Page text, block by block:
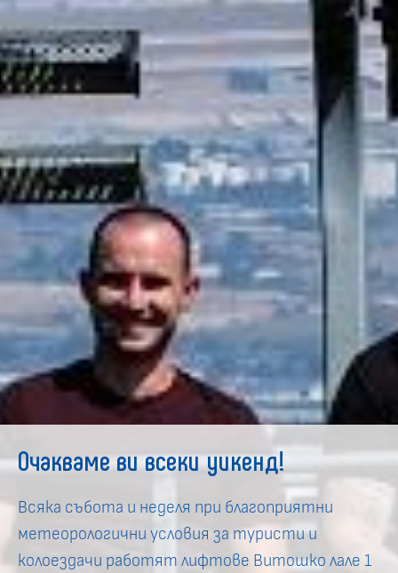
"Витошки скаути" 2026
Започна записването за нашата тематична
лятна програма - подарете на децата си едно
незабравимо приключение - доброто изкарване